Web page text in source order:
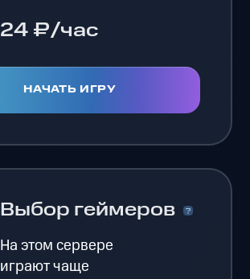
24 ₽/час
НАЧАТЬ ИГРУ
Выбор геймеров
На этом сервере
играют чаще